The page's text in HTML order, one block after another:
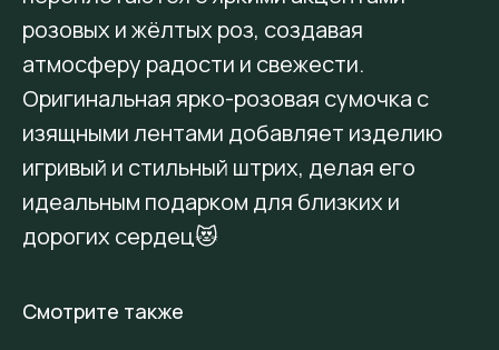
розовых и жёлтых роз, создавая
атмосферу радости и свежести.
Оригинальная ярко-розовая сумочка с
изящными лентами добавляет изделию
игривый и стильный штрих, делая его
идеальным подарком для близких и
дорогих сердец😻
Смотрите также